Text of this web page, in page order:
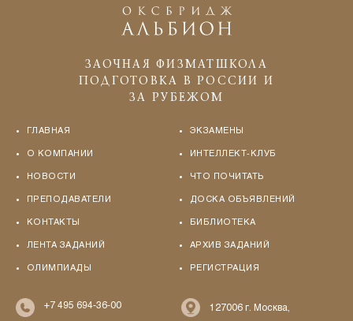
ЗАОЧНАЯ ФИЗМАТШКОЛА
ПОДГОТОВКА В РОССИИ И
ЗА РУБЕЖОМ
ГЛАВНАЯ
О КОМПАНИИ
НОВОСТИ
ПРЕПОДАВАТЕЛИ
КОНТАКТЫ
ЛЕНТА ЗАДАНИЙ
ОЛИМПИАДЫ
ЭКЗАМЕНЫ
ИНТЕЛЛЕКТ-КЛУБ
ЧТО ПОЧИТАТЬ
ДОСКА ОБЪЯВЛЕНИЙ
БИБЛИОТЕКА
АРХИВ ЗАДАНИЙ
РЕГИСТРАЦИЯ
+7 495 694-36-00 127006 г. Москва,